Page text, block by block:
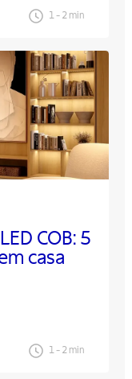
1- 2 min
COB: 5
casa
1- 2 min